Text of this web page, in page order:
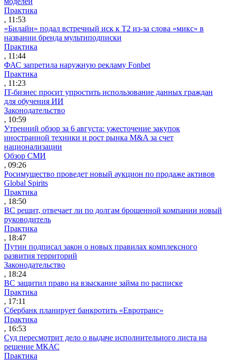
Практика
, 11:53
«Билайн» подал встречный иск к Т2 из-за слова «микс» в
названии бренда мультиподписки
Практика
, 11:44
ФАС запретила наружную рекламу Fonbet
Практика
, 11:23
IT-бизнес просит упростить использование данных граждан
для обучения ИИ
Законодательство
, 10:59
Утренний обзор за 6 августа: ужесточение закупок
иностранной техники и рост рынка M&A за счет
национализации
Обзор СМИ
, 09:26
Росимущество проведет новый аукцион по продаже активов
Global Spirits
Практика
, 18:50
ВС решит, отвечает ли по долгам брошенной компании новый
руководитель
Практика
, 18:47
Путин подписал закон о новых правилах комплексного
развития территорий
Законодательство
, 18:24
ВС защитил право на взыскание займа по расписке
Практика
, 17:11
Сбербанк планирует банкротить «Евротранс»
Практика
, 16:53
Суд пересмотрит дело о выдаче исполнительного листа на
решение МКАС
Практика